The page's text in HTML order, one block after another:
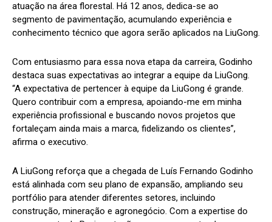
atuação na área florestal. Há 12 anos, dedica-se ao
segmento de pavimentação, acumulando experiência e
conhecimento técnico que agora serão aplicados na LiuGong.
Com entusiasmo para essa nova etapa da carreira, Godinho
destaca suas expectativas ao integrar a equipe da LiuGong.
“A expectativa de pertencer à equipe da LiuGong é grande.
Quero contribuir com a empresa, apoiando-me em minha
experiência profissional e buscando novos projetos que
fortaleçam ainda mais a marca, fidelizando os clientes”,
afirma o executivo.
A LiuGong reforça que a chegada de Luís Fernando Godinho
está alinhada com seu plano de expansão, ampliando seu
portfólio para atender diferentes setores, incluindo
construção, mineração e agronegócio. Com a expertise do